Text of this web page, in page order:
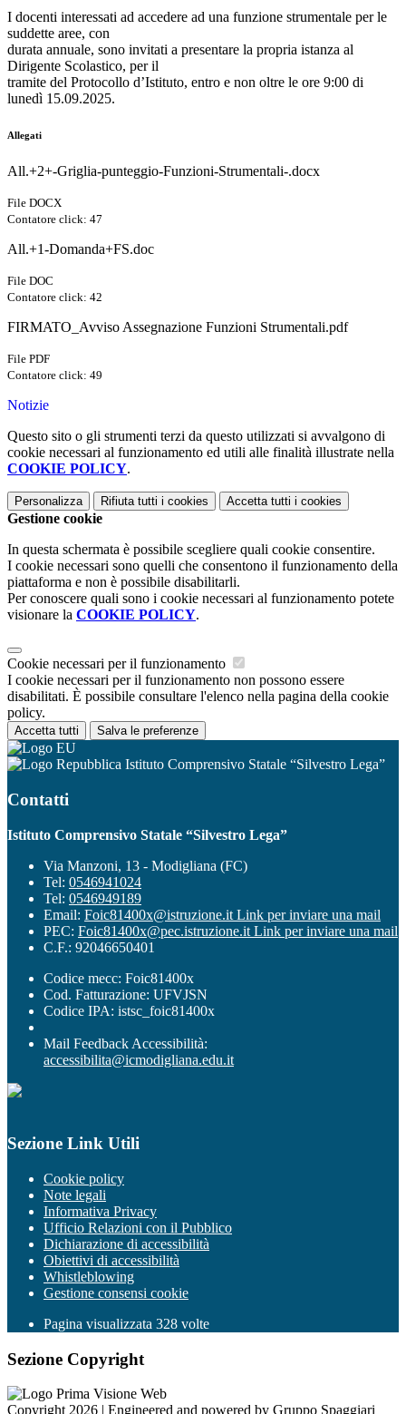
I docenti interessati ad accedere ad una funzione strumentale per le
suddette aree, con
durata annuale, sono invitati a presentare la propria istanza al
Dirigente Scolastico, per il
tramite del Protocollo d’Istituto, entro e non oltre le ore 9:00 di
lunedì 15.09.2025.
Allegati
All.+2+-Griglia-punteggio-Funzioni-Strumentali-.docx
File DOCX
Contatore click: 47
All.+1-Domanda+FS.doc
File DOC
Contatore click: 42
FIRMATO_Avviso Assegnazione Funzioni Strumentali.pdf
File PDF
Contatore click: 49
Notizie
Questo sito o gli strumenti terzi da questo utilizzati si avvalgono di
cookie necessari al funzionamento ed utili alle finalità illustrate nella
COOKIE POLICY.
Personalizza Rifiuta tutti i cookies Accetta tutti i cookies
Gestione cookie
In questa schermata è possibile scegliere quali cookie consentire.
I cookie necessari sono quelli che consentono il funzionamento della
piattaforma e non è possibile disabilitarli.
Per conoscere quali sono i cookie necessari al funzionamento potete
visionare la COOKIE POLICY.
Cookie necessari per il funzionamento
I cookie necessari per il funzionamento non possono essere
disabilitati. È possibile consultare l'elenco nella pagina della cookie
policy.
Accetta tutti Salva le preferenze
Istituto Comprensivo Statale “Silvestro Lega”
Contatti
Istituto Comprensivo Statale “Silvestro Lega”
Via Manzoni, 13 - Modigliana (FC)
Tel: 0546941024
Tel: 0546949189
Email: Foic81400x@istruzione.it Link per inviare una mail
PEC: Foic81400x@pec.istruzione.it Link per inviare una mail
C.F.: 92046650401
Codice mecc: Foic81400x
Cod. Fatturazione: UFVJSN
Codice IPA: istsc_foic81400x
Mail Feedback Accessibilità:
accessibilita@icmodigliana.edu.it
Sezione Link Utili
Cookie policy
Note legali
Informativa Privacy
Ufficio Relazioni con il Pubblico
Dichiarazione di accessibilità
Obiettivi di accessibilità
Whistleblowing
Gestione consensi cookie
Pagina visualizzata 328 volte
Sezione Copyright
Copyright 2026 | Engineered and powered by Gruppo Spaggiari